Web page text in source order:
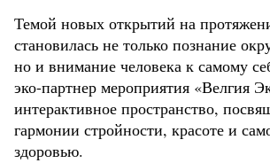
Темой новых открытий на
становилась не только познание
но и внимание человека к самому
эко-партнер мероприятия «Велгия
интерактивное пространство,
гармонии стройности, красоте и
здоровью.